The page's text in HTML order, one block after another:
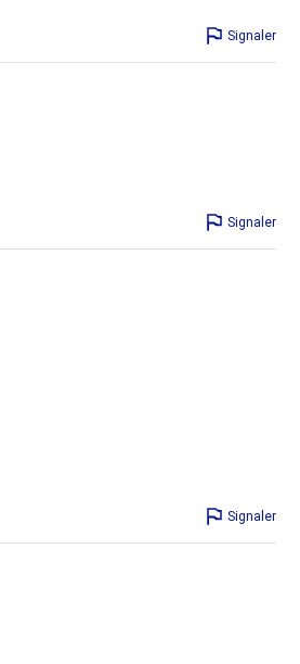
Signaler
Signaler
Signaler